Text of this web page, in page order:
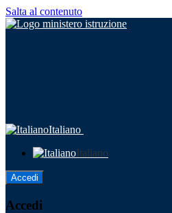
Salta al contenuto
Italiano
Italiano
Accedi
Accedi